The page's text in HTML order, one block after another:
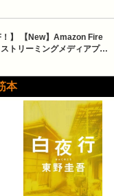
】 【New】Amazon Fire
トリーミングメディアプ…
本